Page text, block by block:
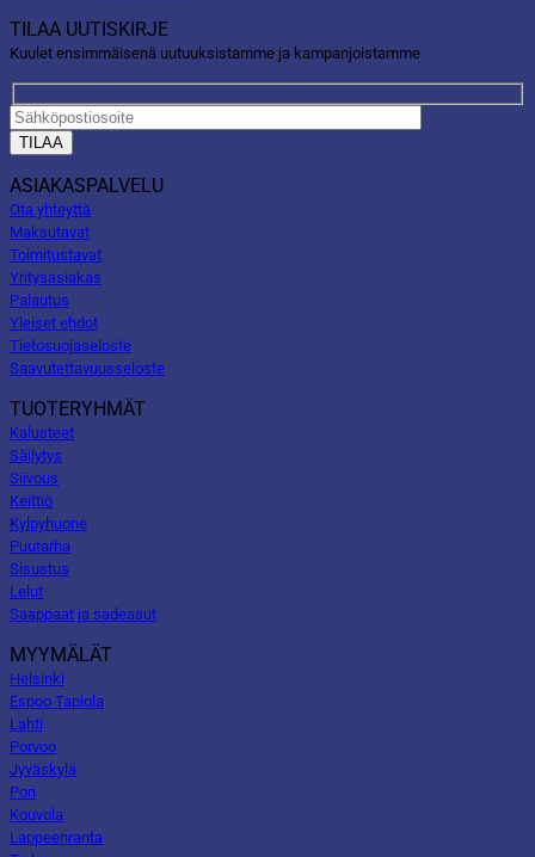
TILAA UUTISKIRJE
Kuulet ensimmäisenä uutuuksistamme ja kampanjoistamme
ASIAKASPALVELU
Ota yhteyttä
Maksutavat
Toimitustavat
Yritysasiakas
Palautus
Yleiset ehdot
Tietosuojaseloste
Saavutettavuusseloste
TUOTERYHMÄT
Kalusteet
Säilytys
Siivous
Keittiö
Kylpyhuone
Puutarha
Sisustus
Lelut
Saappaat ja sadeasut
MYYMÄLÄT
Helsinki
Espoo Tapiola
Lahti
Porvoo
Jyväskylä
Pori
Kouvola
Lappeenranta